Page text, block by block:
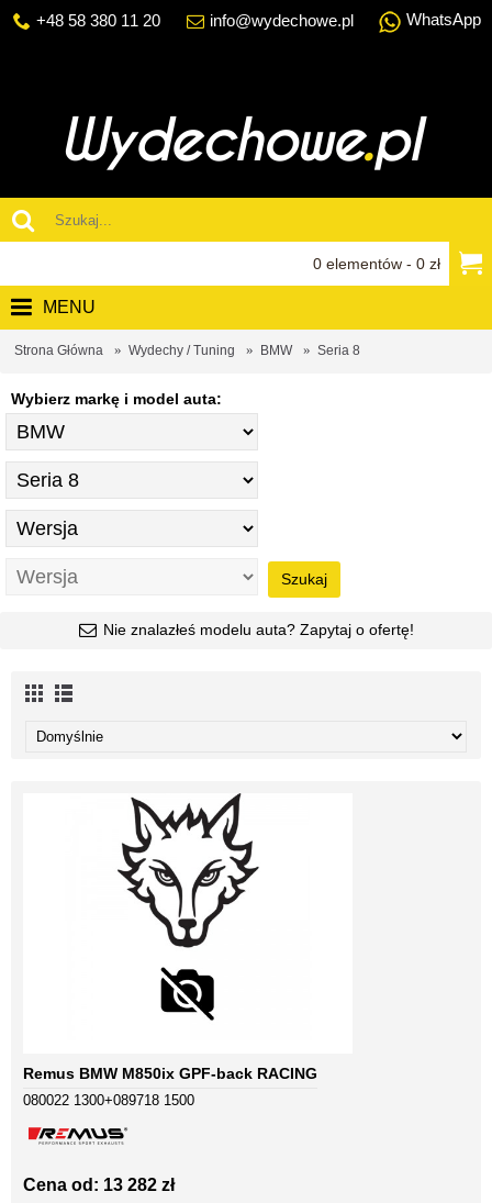
+48 58 380 11 20 info@wydechowe.pl WhatsApp
0 elementów - 0 zł
MENU
Strona Główna Wydechy / Tuning BMW Seria 8
Wybierz markę i model auta:
Szukaj
Nie znalazłeś modelu auta? Zapytaj o ofertę!
Remus BMW M850ix GPF-back RACING
080022 1300+089718 1500
Cena od: 13 282 zł